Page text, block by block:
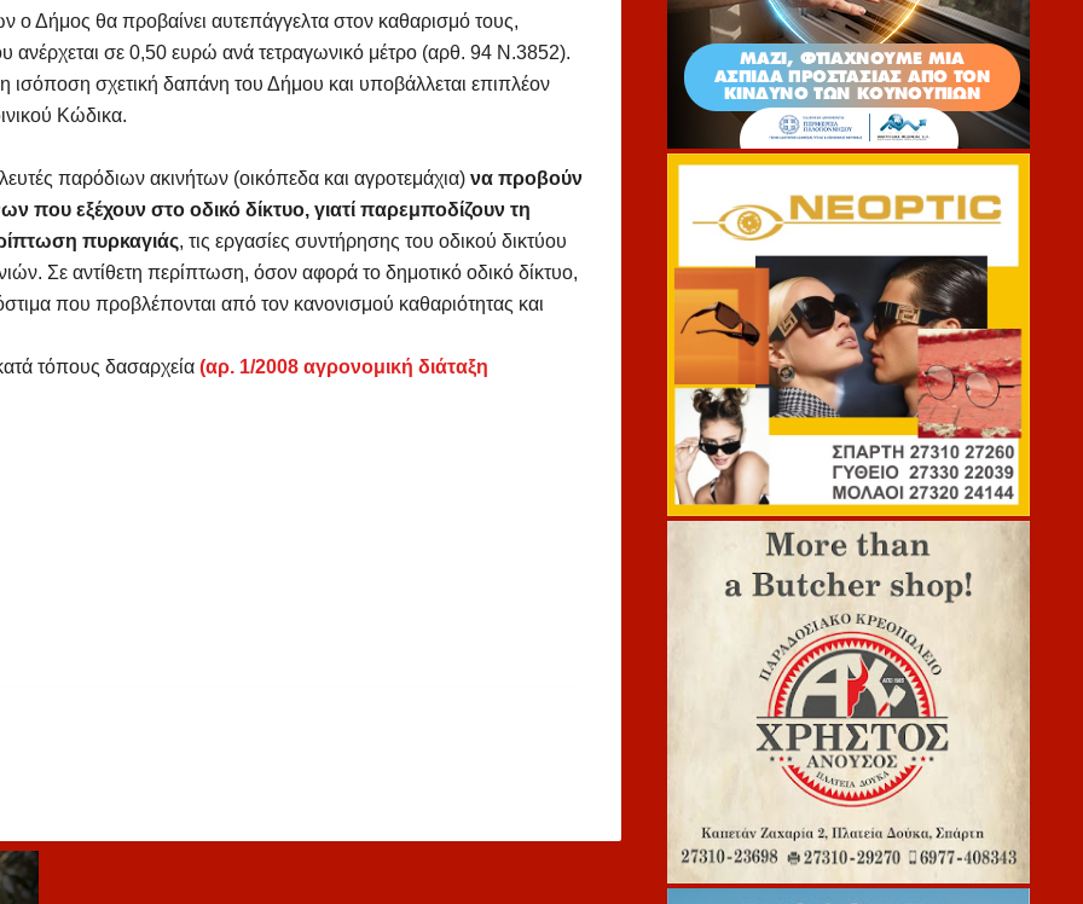
Δήμος θα προβαίνει αυτεπάγγελτα στον καθαρισμό τους,
ανέρχεται σε 0,50 ευρώ ανά τετραγωνικό μέτρο (αρθ. 94 Ν.3852).
ισόποση σχετική δαπάνη του Δήμου και υποβάλλεται επιπλέον
Κώδικα.
παρόδιων ακινήτων (οικόπεδα και αγροτεμάχια) να προβούν
εξέχουν στο οδικό δίκτυο, γιατί παρεμποδίζουν τη
πυρκαγιάς, τις εργασίες συντήρησης του οδικού δικτύου
Σε αντίθετη περίπτωση, όσον αφορά το δημοτικό οδικό δίκτυο,
που προβλέπονται από τον κανονισμού καθαριότητας και
τόπους δασαρχεία (αρ. 1/2008 αγρονομική διάταξη